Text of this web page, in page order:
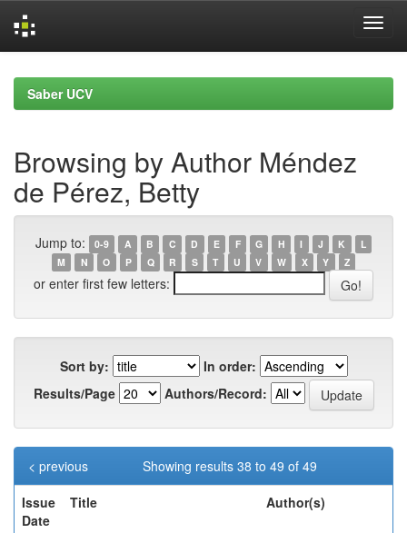
navigationSaber UCV
Browsing by Author Méndez
de Pérez, Betty
Jump to: 0-9 A B C D E F G H I J K
L
M
N O P Q R S T U V W X Y Z
or enter first few letters:
Sort by:
In order:
Results/Page
Authors/Record:
Showing results 38 to 49 of 49
< previous
Issue
Date
Title Author(s)